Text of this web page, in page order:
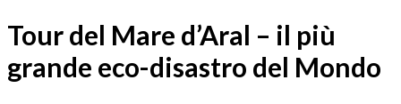
Tour del Mare d’Aral – il più
grande eco-disastro del Mondo